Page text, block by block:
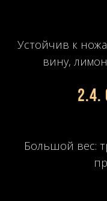
Устойчив к
вину,
2.4.
Большой вес: